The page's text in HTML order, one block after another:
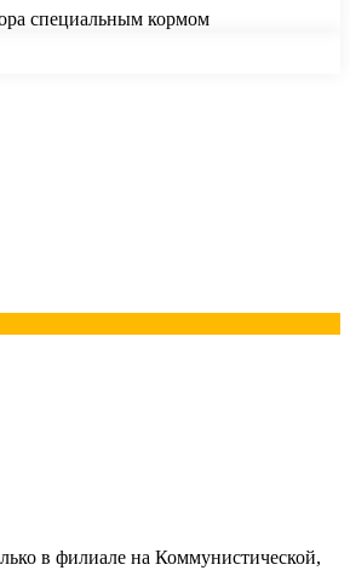
специальным кормом
в филиале на Коммунистической,